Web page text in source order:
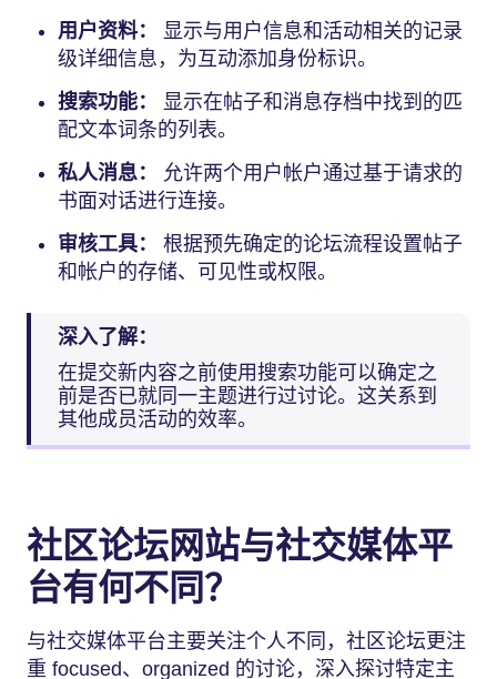
用户资料： 显示与用户信息和活动相关的记录
级详细信息，为互动添加身份标识。
搜索功能：
显示在帖子和消息存档中找到的匹
配文本词条的列表。
私人消息：
允许两个用户帐户通过基于请求的
书面对话进行连接。
审核工具：
根据预先确定的论坛流程设置帖子
和帐户的存储、可见性或权限。
深入了解：
在提交新内容之前使用搜索功能可以确定之
前是否已就同一主题进行过讨论。这关系到
其他成员活动的效率。
社区论坛网站与社交媒体平
台有何不同？
与社交媒体平台主要关注个人不同，社区论坛更注
重 focused、organized 的讨论，深入探讨特定主